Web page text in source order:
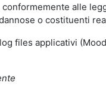
alle
o costituenti
files applicativi